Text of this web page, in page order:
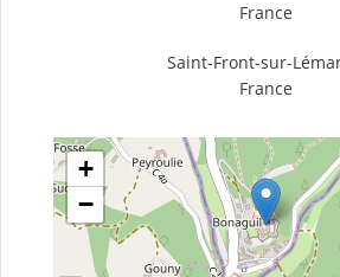
France
Saint-Front-sur-
France
+
−